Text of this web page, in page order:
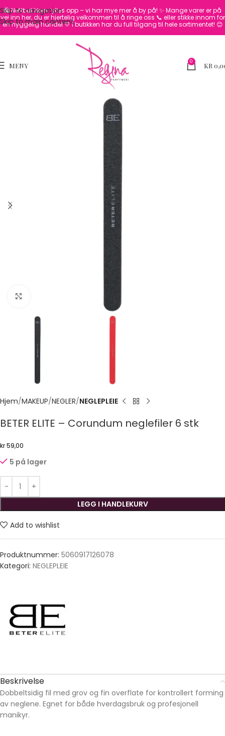
Skip to navigation
Skip to main content
🛍️ Nettbutikken fylles opp – vi har mye mer å by på! ✨ Mange varer er på
vei inn her, du er hjertelig velkommen til å ringe oss 📞 eller stikke innom for
en hyggelig handel 💛I butikken har du full tilgang til hele sortimentet! 😊
MENY 0 KR
Hjem MAKEUP NEGLER NEGLEPLEIE
BETER ELITE – Corundum neglefiler 6 stk
kr59,00
5 på lager
LEGG I HANDLEKURV
Add to wishlist
Produktnummer: 5060917126078
Kategori: NEGLEPLEIE
Beskrivelse
Dobbeltsidig fil med grov og fin overflate for kontrollert forming
av neglene. Egnet for både hverdagsbruk og profesjonell
manikyr.